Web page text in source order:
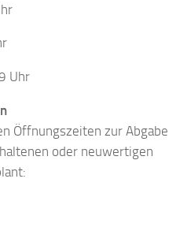
Uhr
Öffnungszeiten zur Abgabe
oder neuwertigen